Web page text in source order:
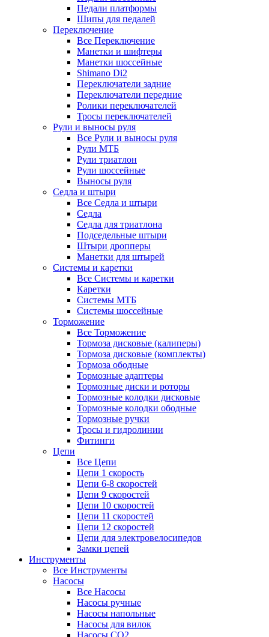
Педали платформы
Шипы для педалей
Переключение
Все Переключение
Манетки и шифтеры
Манетки шоссейные
Shimano Di2
Переключатели задние
Переключатели передние
Ролики переключателей
Тросы переключателей
Рули и выносы руля
Все Рули и выносы руля
Рули МТБ
Рули триатлон
Рули шоссейные
Выносы руля
Седла и штыри
Все Седла и штыри
Седла
Седла для триатлона
Подседельные штыри
Штыри дропперы
Манетки для штырей
Системы и каретки
Все Системы и каретки
Каретки
Системы МТБ
Системы шоссейные
Торможение
Все Торможение
Тормоза дисковые (калиперы)
Тормоза дисковые (комплекты)
Тормоза ободные
Тормозные адаптеры
Тормозные диски и роторы
Тормозные колодки дисковые
Тормозные колодки ободные
Тормозные ручки
Тросы и гидролинии
Фитинги
Цепи
Все Цепи
Цепи 1 скорость
Цепи 6-8 скоростей
Цепи 9 скоростей
Цепи 10 скоростей
Цепи 11 скоростей
Цепи 12 скоростей
Цепи для электровелосипедов
Замки цепей
Инструменты
Все Инструменты
Насосы
Все Насосы
Насосы ручные
Насосы напольные
Насосы для вилок
Насосы CO2